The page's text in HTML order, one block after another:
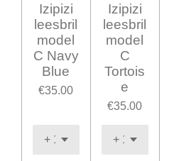
Izipizi
leesbril
model
C Navy
Blue
€35.00
Izipizi
leesbril
model
C
Tortois
e
€35.00